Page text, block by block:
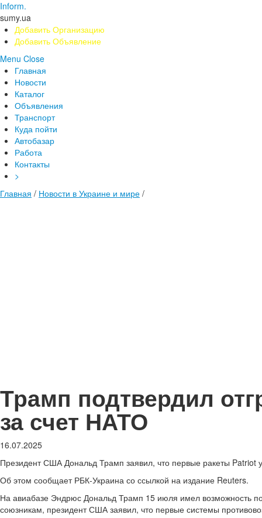
Inform.
sumy.ua
Добавить Организацию
Добавить Объявление
Menu Close
Главная
Новости
Каталог
Объявления
Транспорт
Куда пойти
Автобазар
Работа
Контакты
>
Главная / Новости в Украине и мире /
Трамп подтвердил
за счет НАТО
16.07.2025
Президент США Дональд Трамп заявил, что первые ракеты Patriot
Об этом сообщает РБК-Украина со ссылкой на издание Reuters.
На авиабазе Эндрюс Дональд Трамп 15 июля имел возможность
союзникам, президент США заявил, что первые системы